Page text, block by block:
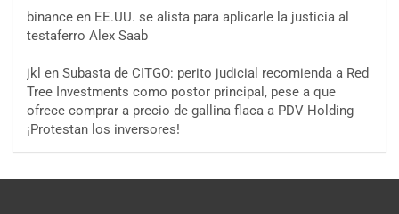
binance en EE.UU. se alista para aplicarle la justicia al
testaferro Alex Saab
jkl en Subasta de CITGO: perito judicial recomienda a Red
Tree Investments como postor principal, pese a que
ofrece comprar a precio de gallina flaca a PDV Holding
¡Protestan los inversores!